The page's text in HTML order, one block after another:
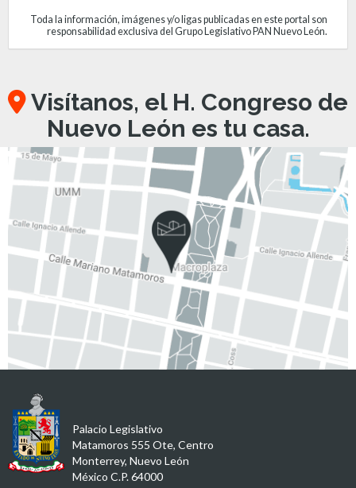
Toda la información, imágenes y/o ligas publicadas en este portal son
responsabilidad exclusiva del Grupo Legislativo PAN Nuevo León.
Visítanos, el H. Congreso de
Nuevo León es tu casa.
Palacio Legislativo
Matamoros 555 Ote, Centro
Monterrey, Nuevo León
México C.P. 64000